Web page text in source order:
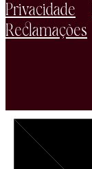
Privacidade
Reclamações